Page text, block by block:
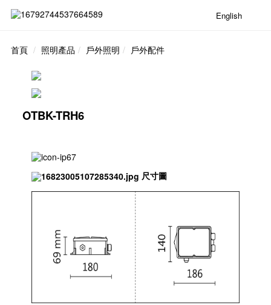
English
首頁 照明產品 戶外照明 戶外配件
OTBK-TRH6
尺寸圖